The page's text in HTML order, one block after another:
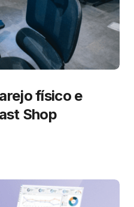
físico e
Shop